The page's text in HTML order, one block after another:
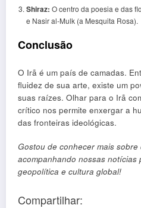
Shiraz: O centro da poesia e das
e Nasir al-Mulk (a Mesquita Rosa).
Conclusão
O Irã é um país de camadas.
fluidez de sua arte, existe um
suas raízes. Olhar para o Irã
crítico nos permite enxergar a
das fronteiras ideológicas.
Gostou de conhecer mais
acompanhando nossas notícias
geopolítica e cultura global!
Compartilhar: